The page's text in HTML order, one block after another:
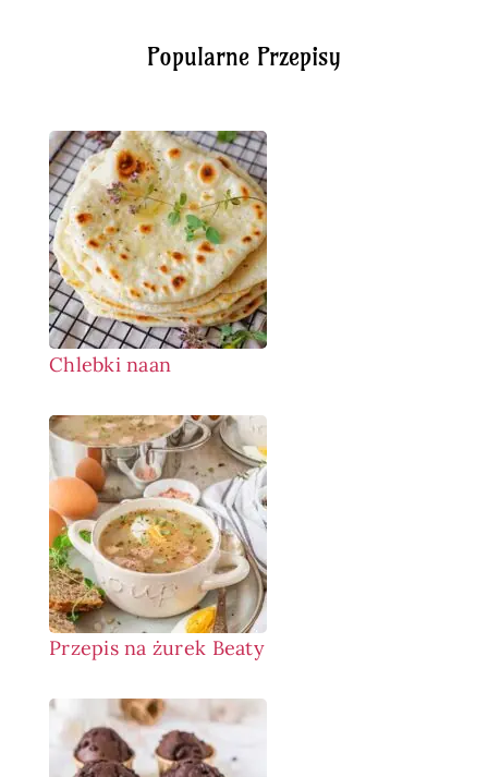
Popularne Przepisy
Chlebki naan
Przepis na żurek Beaty